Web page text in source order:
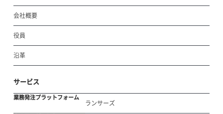
会社概要
役員
沿革
サービス
業務発注プラットフォーム
ランサーズ